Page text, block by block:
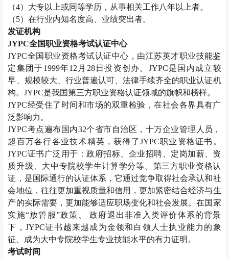
（4）大专以上或同等学历，从事相关工作八年以上者。
（5）在行业内知名度高、业绩突出者。
发证机构
JYPC全国职业资格考试认证中心
JYPC全国职业资格考试认证中心，由江苏英才职业技能鉴
定集团于1999年12月28日投资创办。JYPC是国内成立较
早、规模较大、行业普遍认可、法律手续齐全的职业认证机
构。JYPC是我国第三方职业资格认证领域的旗帜和榜样。
JYPC经受住了时间和市场的双重检验，在社会各界具有广
泛影响力。
JYPC考点遍布国内32个省市自治区，十万企业管理人员，
超百万各行各业技术精英，获得了JYPC职业资格证书。
JYPC证书广泛用于：政府招标、企业招聘、定岗加薪、资
质升级、大中专院校学生计算学分等。第三方职业资格认
证，是国际通行的认证体系，它通过竞争取得社会承认和社
会地位，往往更加重视质量和信用，更加紧密结合经济与生
产的实际需要，更加能够适应职场变化和社会发展。在国家
实施“放管服”政策、 政府退出非准入类评价体系的背景
下，JYPC证书越来越成为金领和白领人士执业能力的象
征、成为大中专院校学生专业技能水平的有力证明。
考试时间